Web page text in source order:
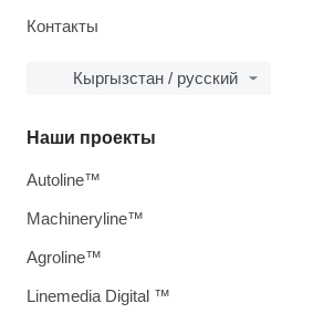
Контакты
Кыргызстан / русский
Наши проекты
Autoline™
Machineryline™
Agroline™
Linemedia Digital ™